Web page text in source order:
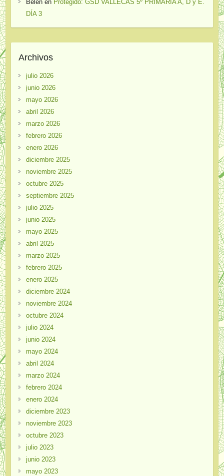
Belénen Protegido: GSD VALLECAS 5º PRIMARIA A, D y E.
DÍA 3
Archivos
julio 2026
junio 2026
mayo 2026
abril 2026
marzo 2026
febrero 2026
enero 2026
diciembre 2025
noviembre 2025
octubre 2025
septiembre 2025
julio 2025
junio 2025
mayo 2025
abril 2025
marzo 2025
febrero 2025
enero 2025
diciembre 2024
noviembre 2024
octubre 2024
julio 2024
junio 2024
mayo 2024
abril 2024
marzo 2024
febrero 2024
enero 2024
diciembre 2023
noviembre 2023
octubre 2023
julio 2023
junio 2023
mayo 2023